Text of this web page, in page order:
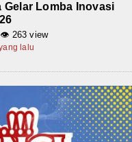
Gelar Lomba Inovasi
👁 263 view
lalu